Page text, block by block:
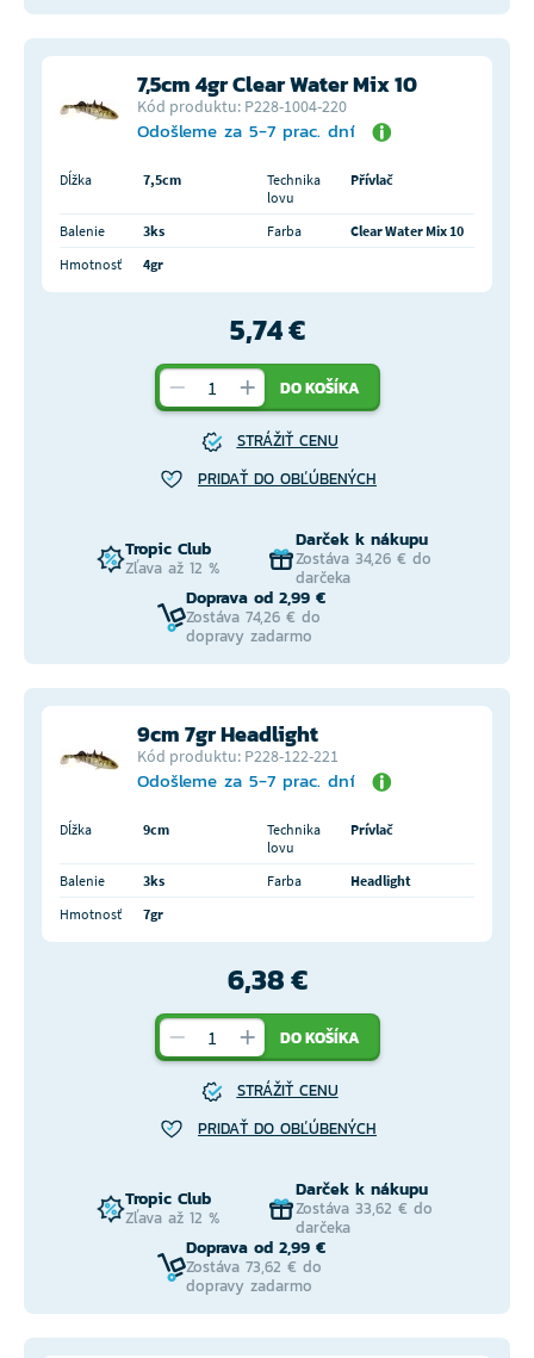
7,5cm 4gr Clear Water Mix 10
Kód produktu: P228-1004-220
Odošleme za 5-7 prac. dní
Dĺžka 7,5cm
Technika
lovu
Přívlač
Balenie 3ks Farba
Clear Water Mix 10
Hmotnosť
4gr
5,74 €
DO KOŠÍKA
STRÁŽIŤ CENU
PRIDAŤ DO OBĽÚBENÝCH
Tropic Club
Zľava až 12 %
Darček k nákupu
Zostáva 34,26 € do
darčeka
Doprava od 2,99 €
Zostáva 74,26 € do
dopravy zadarmo
9cm 7gr Headlight
Kód produktu: P228-122-221
Odošleme za 5-7 prac. dní
Dĺžka 9cm
Technika
lovu
Prívlač
Balenie 3ks Farba
Headlight
Hmotnosť
7gr
6,38 €
DO KOŠÍKA
STRÁŽIŤ CENU
PRIDAŤ DO OBĽÚBENÝCH
Tropic Club
Zľava až 12 %
Darček k nákupu
Zostáva 33,62 € do
darčeka
Doprava od 2,99 €
Zostáva 73,62 € do
dopravy zadarmo